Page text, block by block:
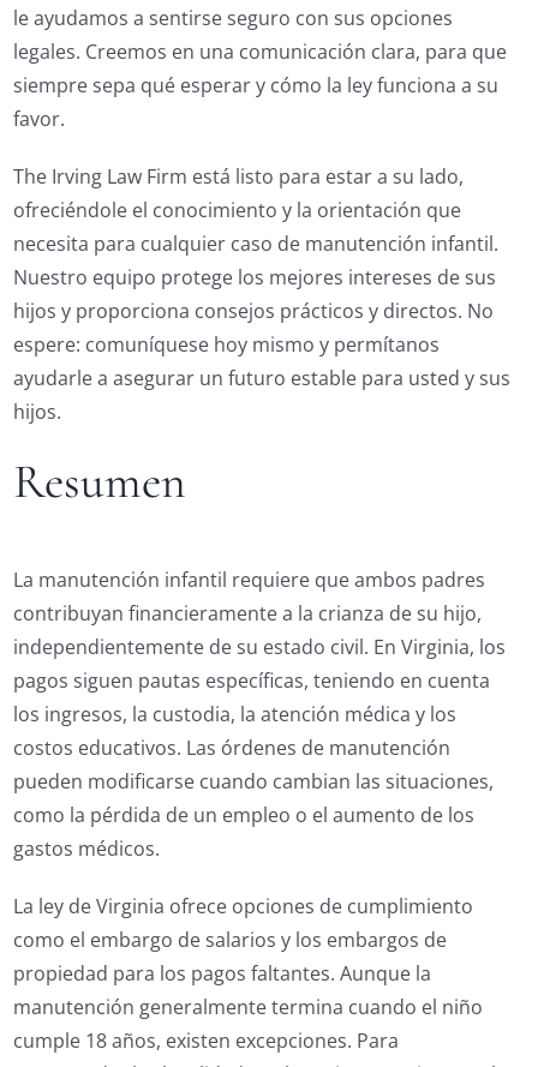
le ayudamos a sentirse seguro con sus opciones
legales. Creemos en una comunicación clara, para que
siempre sepa qué esperar y cómo la ley funciona a su
favor.
The Irving Law Firm está listo para estar a su lado,
ofreciéndole el conocimiento y la orientación que
necesita para cualquier caso de manutención infantil.
Nuestro equipo protege los mejores intereses de sus
hijos y proporciona consejos prácticos y directos. No
espere: comuníquese hoy mismo y permítanos
ayudarle a asegurar un futuro estable para usted y sus
hijos.
Resumen
La manutención infantil requiere que ambos padres
contribuyan financieramente a la crianza de su hijo,
independientemente de su estado civil. En Virginia, los
pagos siguen pautas específicas, teniendo en cuenta
los ingresos, la custodia, la atención médica y los
costos educativos. Las órdenes de manutención
pueden modificarse cuando cambian las situaciones,
como la pérdida de un empleo o el aumento de los
gastos médicos.
La ley de Virginia ofrece opciones de cumplimiento
como el embargo de salarios y los embargos de
propiedad para los pagos faltantes. Aunque la
manutención generalmente termina cuando el niño
cumple 18 años, existen excepciones. Para